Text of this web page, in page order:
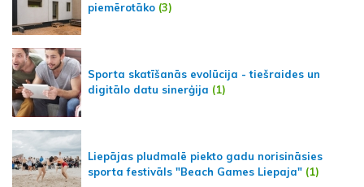
piemērotāko (3)
Sporta skatīšanās evolūcija - tiešraides un
digitālo datu sinerģija (1)
Liepājas pludmalē piekto gadu norisināsies
sporta festivāls "Beach Games Liepaja" (1)